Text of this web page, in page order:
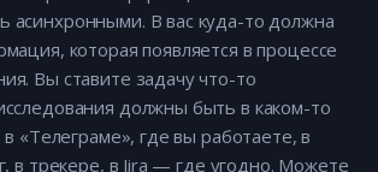
асинхронными. В вас куда-то должна
которая появляется в процессе
Вы ставите задачу что-то
должны быть в каком-то
«Телеграме», где вы работаете, в
в трекере, в Jira — где угодно. Можете